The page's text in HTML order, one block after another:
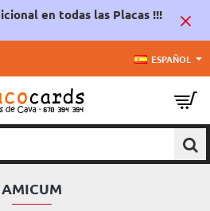
en todas las Placas !!!
ESPAÑOL
AMICUM